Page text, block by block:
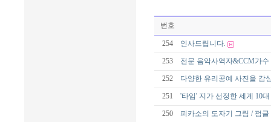
번호
254 인사드립니다.
253 전문 음악사역자&CCM가
252 다양한 유리공예 사진을 감
251 '타임' 지가 선정한 세계 10
250 피카소의 도자기 그림 / 펌글